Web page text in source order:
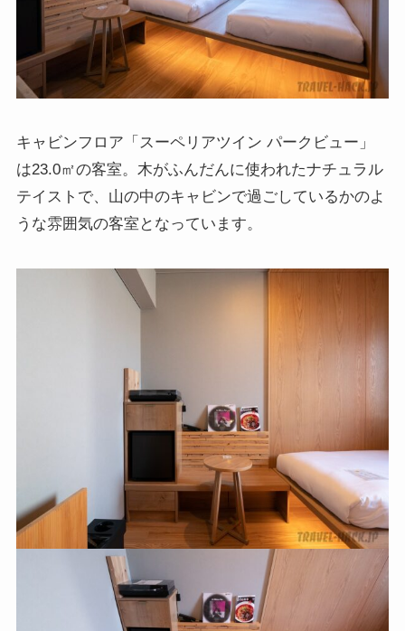
キャビンフロア「スーペリアツイン パークビュー」
は23.0㎡の客室。木がふんだんに使われたナチュラル
テイストで、山の中のキャビンで過ごしているかのよ
うな雰囲気の客室となっています。